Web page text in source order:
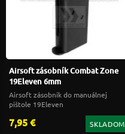
Airsoft zásobník Combat Zone
19Eleven 6mm
Airsoft zásobník do manuálnej
pištole 19Eleven
7,95 € SKLADOM